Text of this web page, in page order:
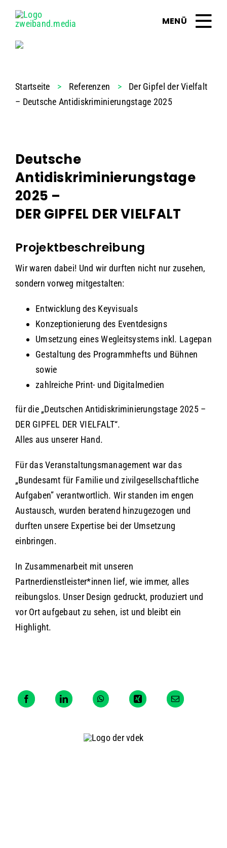
Inhalt
Startseite > Referenzen >
Der Gipfel der Vielfalt
– Deutsche Antidiskriminierungstage 2025
Deutsche
Antidiskriminierungstage
2025 –
DER GIPFEL DER VIELFALT
Projektbeschreibung
Wir waren dabei! Und wir durften nicht nur zusehen,
sondern vorweg mitgestalten:
Entwicklung des Keyvisuals
Konzeptionierung des Eventdesigns
Umsetzung eines Wegleitsystems inkl. Lagepan
Gestaltung des Programmhefts und Bühnen
sowie
zahlreiche Print- und Digitalmedien
für die „Deutschen Antidiskriminierungstage 2025 –
DER GIPFEL DER VIELFALT“.
Alles aus unserer Hand.
Für das Veranstaltungsmanagement war das
„Bundesamt für Familie und zivilgesellschaftliche
Aufgaben” verantwortlich. Wir standen im engen
Austausch, wurden beratend hinzugezogen und
durften unsere Expertise bei der Umsetzung
einbringen.
In Zusammenarbeit mit unseren
Partnerdienstleister*innen lief, wie immer, alles
reibungslos. Unser Design gedruckt, produziert und
vor Ort aufgebaut zu sehen, ist und bleibt ein
Highlight.